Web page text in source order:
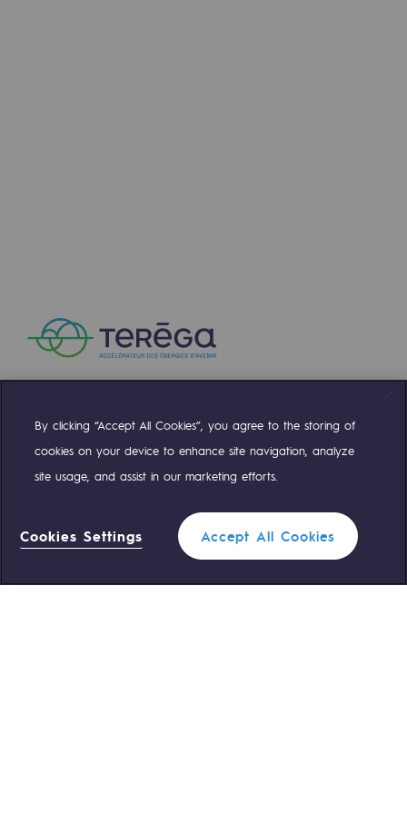
Filtrer 1
Compte TwitterCompte Facebook
Compte LinkedinCompte Youtube
Standard Teréga 0 559 133 400
By clicking “Accept All Cookies”, you agree to the storing of
cookies on your device to enhance site navigation, analyze
site usage, and assist in our marketing efforts.
Cookies Settings Accept All Cookies